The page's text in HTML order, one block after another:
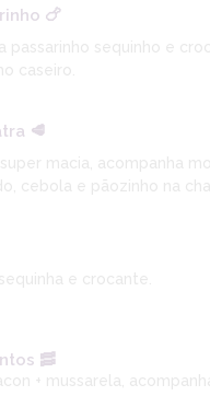
🍗
passarinho sequinho e
caseiro.
🥩
macia, acompanha
cebola e pãozinho na
e crocante.
🥓
+ mussarela,